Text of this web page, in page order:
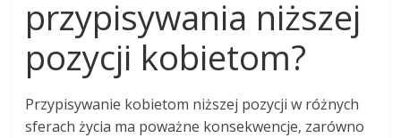
przypisywania niższej
pozycji kobietom?
Przypisywanie kobietom niższej pozycji w różnych
sferach życia ma poważne konsekwencje, zarówno